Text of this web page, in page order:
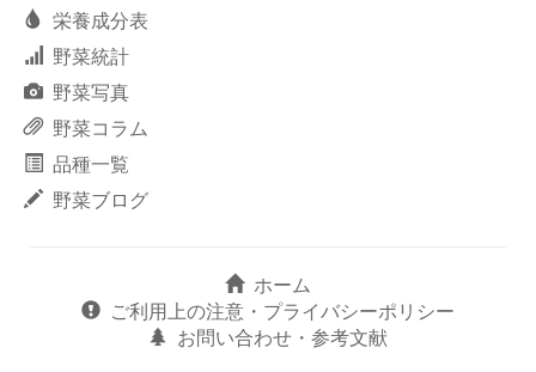
栄養成分表
野菜統計
野菜写真
野菜コラム
品種一覧
野菜ブログ
ホーム
ご利用上の注意・プライバシーポリシー
お問い合わせ・参考文献